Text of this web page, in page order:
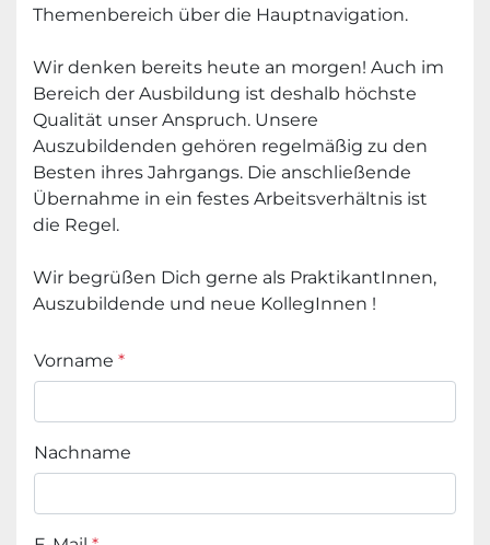
Themenbereich über die Hauptnavigation.
Wir denken bereits heute an morgen! Auch im
Bereich der Ausbildung ist deshalb höchste
Qualität unser Anspruch. Unsere
Auszubildenden gehören regelmäßig zu den
Besten ihres Jahrgangs. Die anschließende
Übernahme in ein festes Arbeitsverhältnis ist
die Regel.
Wir begrüßen Dich gerne als PraktikantInnen,
Auszubildende und neue KollegInnen !
Vorname *
Nachname